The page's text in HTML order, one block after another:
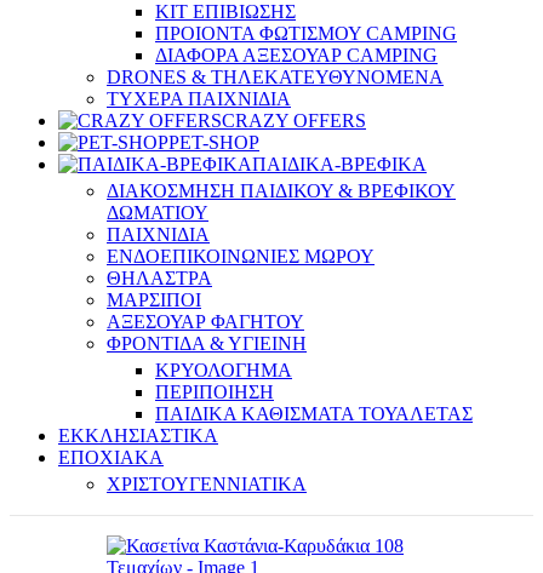
ΚΙΤ ΕΠΙΒΙΩΣΗΣ
ΠΡΟΙΟΝΤΑ ΦΩΤΙΣΜΟΥ CAMPING
ΔΙΑΦΟΡΑ ΑΞΕΣΟΥΑΡ CAMPING
DRONES & ΤΗΛΕΚΑΤΕΥΘΥΝΟΜΕΝΑ
ΤΥΧΕΡΑ ΠΑΙΧΝΙΔΙΑ
CRAZY OFFERS
PET-SHOP
ΠΑΙΔΙΚΑ-ΒΡΕΦΙΚΑ
ΔΙΑΚΟΣΜΗΣΗ ΠΑΙΔΙΚΟΥ & ΒΡΕΦΙΚΟΥ
ΔΩΜΑΤΙΟΥ
ΠΑΙΧΝΙΔΙΑ
ΕΝΔΟΕΠΙΚΟΙΝΩΝΙΕΣ ΜΩΡΟΥ
ΘΗΛΑΣΤΡΑ
ΜΑΡΣΙΠΟΙ
ΑΞΕΣΟΥΑΡ ΦΑΓΗΤΟΥ
ΦΡΟΝΤΙΔΑ & ΥΓΙΕΙΝΗ
ΚΡΥΟΛΟΓΗΜΑ
ΠΕΡΙΠΟΙΗΣΗ
ΠΑΙΔΙΚΑ ΚΑΘΙΣΜΑΤΑ ΤΟΥΑΛΕΤΑΣ
ΕΚΚΛΗΣΙΑΣΤΙΚΑ
ΕΠΟΧΙΑΚΑ
ΧΡΙΣΤΟΥΓΕΝΝΙΑΤΙΚΑ